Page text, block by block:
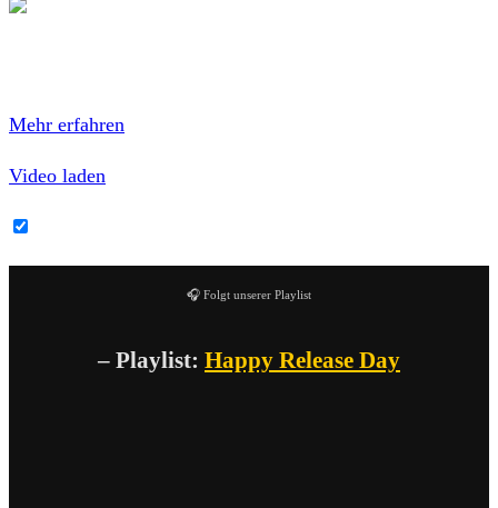
Mehr erfahren
Video laden
🎧 Folgt unserer Playlist
– Playlist: Happy Release Day